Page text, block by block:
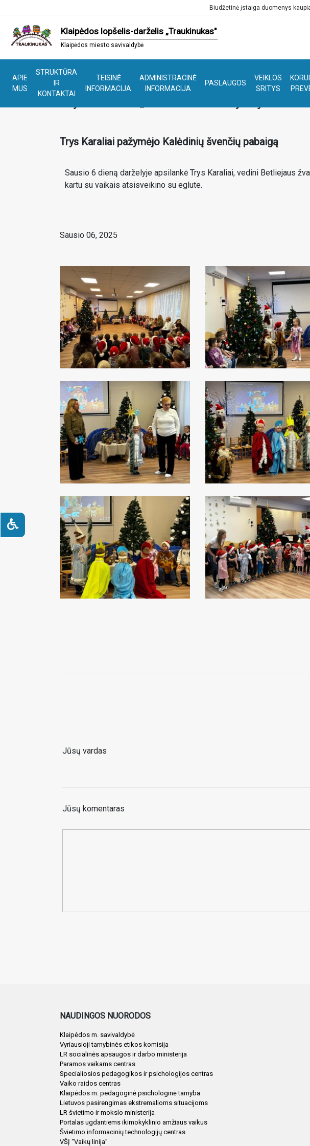
Biudžetinė įstaiga duomenys
Klaipėdos lopšelis-darželis „Traukinukas"
Klaipėdos miesto savivaldybė
APIE
MUS
STRUKTŪRA
IR
KONTAKTAI
TEISINĖ
INFORMACIJA
ADMINISTRACINĖ
INFORMACIJA
PASLAUGOS
VEIKLOS
SRITYS
Trys Karaliai „Traukinuko" skyriuje
Trys Karaliai pažymėjo Kalėdinių švenčių pabaigą
Sausio 6 dieną darželyje apsilankė Trys Karaliai, vedini Betliejaus
kartu su vaikais atsisveikino su eglute.
Sausio 06, 2025
Jūsų vardas
Jūsų komentaras
NAUDINGOS NUORODOS
Klaipėdos m. savivaldybė
Vyriausioji tarnybinės etikos komisija
LR socialinės apsaugos ir darbo ministerija
Paramos vaikams centras
Specialiosios pedagogikos ir psichologijos centras
Vaiko raidos centras
Klaipėdos m. pedagoginė psichologinė tarnyba
Lietuvos pasirengimas ekstremalioms situacijoms
LR švietimo ir mokslo ministerija
Portalas ugdantiems ikimokyklinio amžiaus vaikus
Švietimo informacinių technologijų centras
VŠĮ “Vaikų linija”